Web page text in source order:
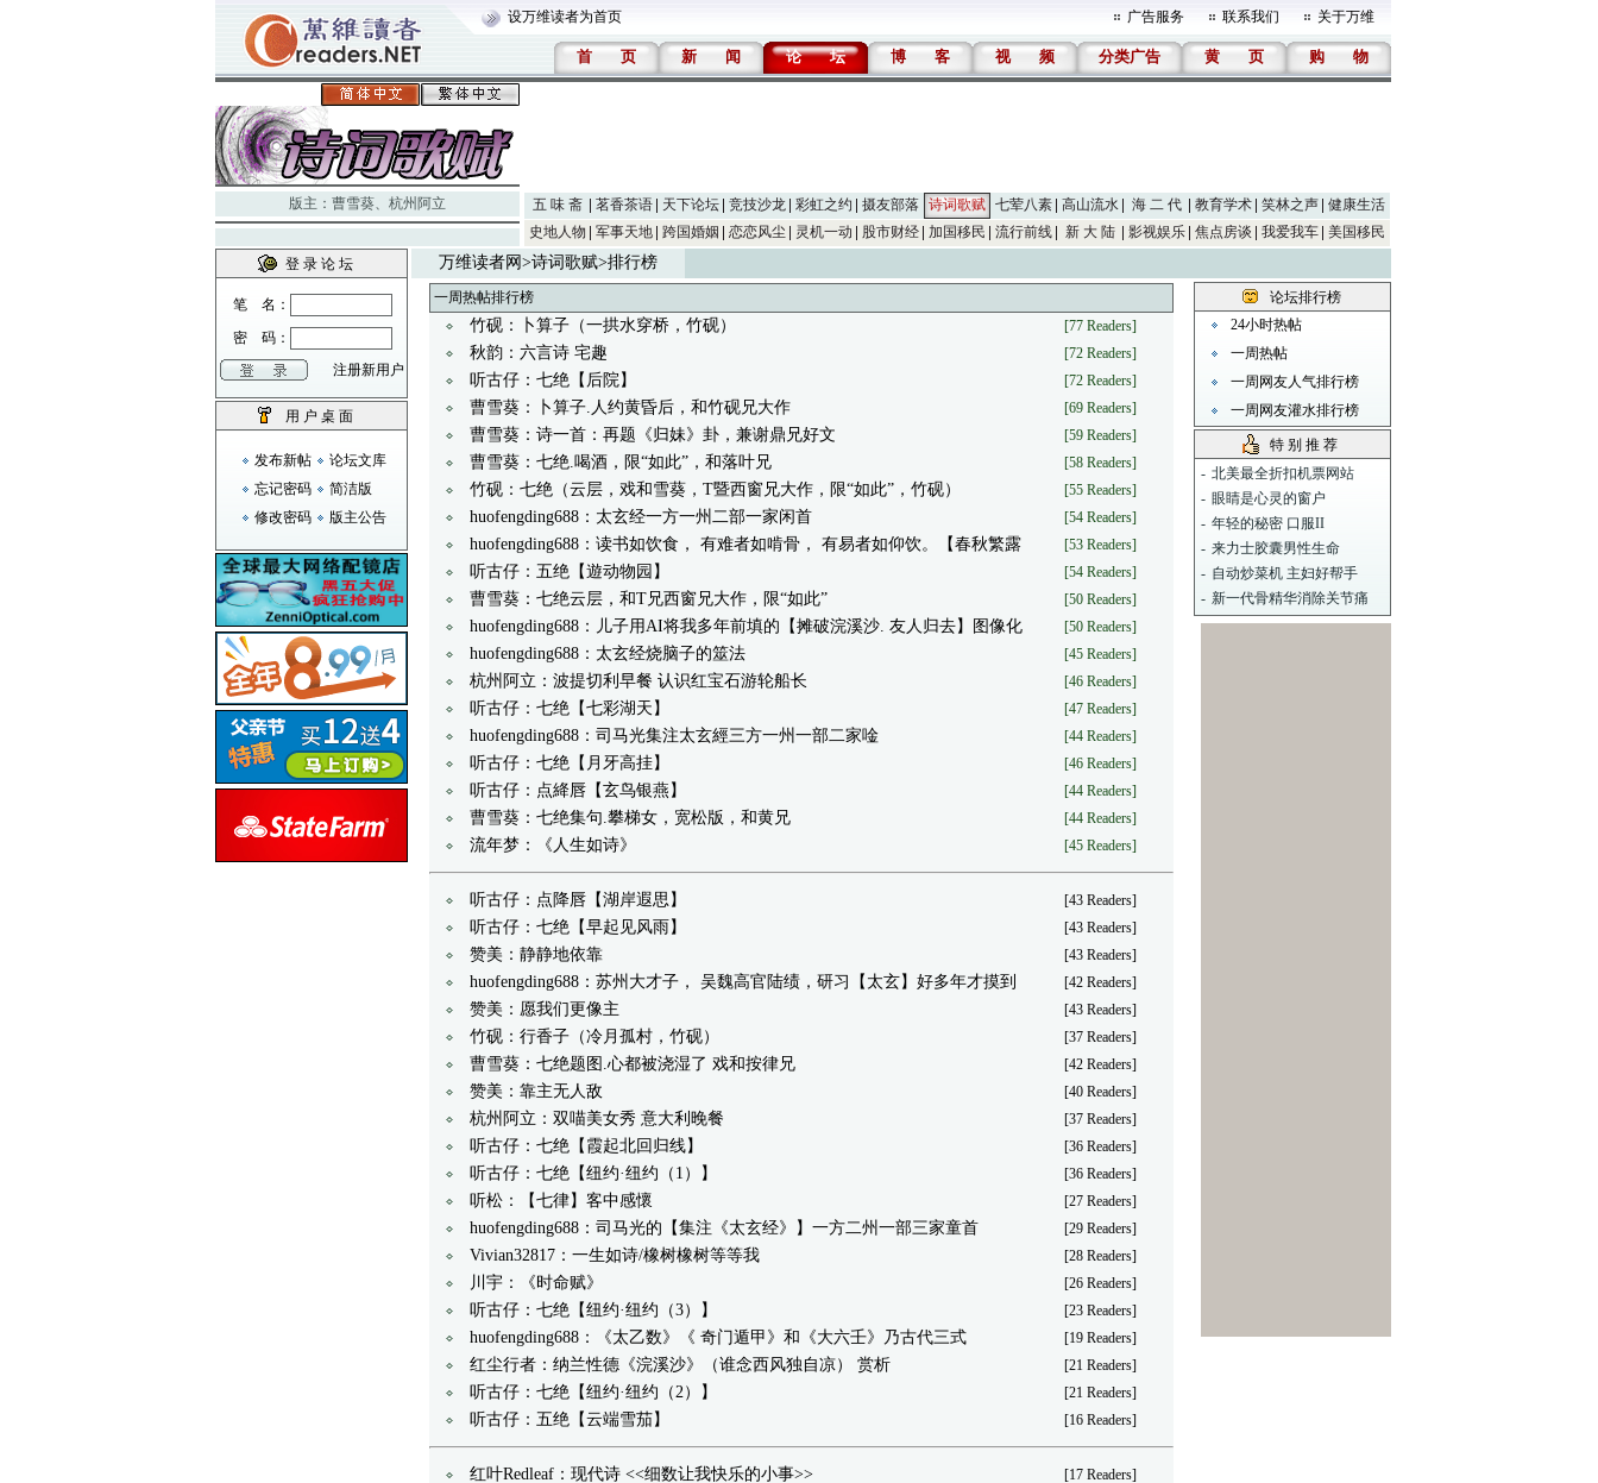
设万维读者为首页 广告服务 联系我们 关于万维
首 页 新 闻 论 坛 博 客 视 频 分类广告 黄 页 购 物
版主： 曹雪葵、 杭州阿立 五 味 斋 茗香茶语 天下论坛 竞技沙龙 彩虹之约 摄友部落 诗词歌赋 七荤八素 高山流水 海 二 代 教育学术 笑林之声 健康生活
史地人物
军事天地 跨国婚姻 恋恋风尘 灵机一动 股市财经 加国移民 流行前线 新 大 陆 影视娱乐 焦点房谈 我爱我车 美国移民
登 录 论 坛
笔 名：
密 码：
注册新用户
用 户 桌 面
发布新帖
论坛文库
忘记密码
简洁版
修改密码
版主公告
万维读者网 >诗词歌赋>排行榜
一周热帖排行榜
竹砚：卜算子（一拱水穿桥，竹砚） [77 Readers]
秋韵：六言诗 宅趣 [72 Readers]
听古仔：七绝【后院】 [72 Readers]
曹雪葵：卜算子.人约黄昏后，和竹砚兄大作 [69 Readers]
曹雪葵：诗一首：再题《归妹》卦，兼谢鼎兄好文 [59 Readers]
曹雪葵：七绝.喝酒，限“如此”，和落叶兄 [58 Readers]
竹砚：七绝（云层，戏和雪葵，T暨西窗兄大作，限“如此”，竹砚） [55 Readers]
huofengding688：太玄经一方一州二部一家闲首 [54 Readers]
huofengding688：读书如饮食， 有难者如啃骨， 有易者如仰饮。【春秋繁露 [53 Readers]
听古仔：五绝【遊动物园】 [54 Readers]
曹雪葵：七绝云层，和T兄西窗兄大作，限“如此” [50 Readers]
huofengding688：儿子用AI将我多年前填的【摊破浣溪沙. 友人归去】图像化 [50 Readers]
huofengding688：太玄经烧脑子的筮法 [45 Readers]
杭州阿立：波提切利早餐 认识红宝石游轮船长 [46 Readers]
听古仔：七绝【七彩湖天】 [47 Readers]
huofengding688：司马光集注太玄經三方一州一部二家唫 [44 Readers]
听古仔：七绝【月牙高挂】 [46 Readers]
听古仔：点絳唇【玄鸟银燕】 [44 Readers]
曹雪葵：七绝集句.攀梯女，宽松版，和黄兄 [44 Readers]
流年梦：《人生如诗》 [45 Readers]
听古仔：点降唇【湖岸遐思】 [43 Readers]
听古仔：七绝【早起见风雨】 [43 Readers]
赞美：静静地依靠 [43 Readers]
huofengding688：苏州大才子， 吴魏高官陆绩，研习【太玄】好多年才摸到 [42 Readers]
赞美：愿我们更像主 [43 Readers]
竹砚：行香子（冷月孤村，竹砚） [37 Readers]
曹雪葵：七绝题图.心都被浇湿了 戏和按律兄 [42 Readers]
赞美：靠主无人敌 [40 Readers]
杭州阿立：双喵美女秀 意大利晚餐 [37 Readers]
听古仔：七绝【霞起北回归线】 [36 Readers]
听古仔：七绝【纽约·纽约（1）】 [36 Readers]
听松：【七律】客中感懷 [27 Readers]
huofengding688：司马光的【集注《太玄经》】一方二州一部三家童首 [29 Readers]
Vivian32817：一生如诗/橡树橡树等等我 [28 Readers]
川宇：《时命赋》 [26 Readers]
听古仔：七绝【纽约·纽约（3）】 [23 Readers]
huofengding688：《太乙数》《 奇门遁甲》和《大六壬》乃古代三式 [19 Readers]
红尘行者：纳兰性德《浣溪沙》（谁念西风独自凉） 赏析 [21 Readers]
听古仔：七绝【纽约·纽约（2）】 [21 Readers]
听古仔：五绝【云端雪茄】 [16 Readers]
红叶Redleaf：现代诗 <<细数让我快乐的小事>> [17 Readers]
论坛排行榜
24小时热帖
一周热帖
一周网友人气排行榜
一周网友灌水排行榜
特 别 推 荐
- 北美最全折扣机票网站
- 眼睛是心灵的窗户
- 年轻的秘密 口服II
- 来力士胶囊男性生命
- 自动炒菜机 主妇好帮手
- 新一代骨精华消除关节痛